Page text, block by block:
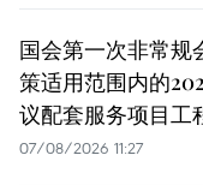
国会第一次非常规
策适用范围内的
议配套服务项目工
07/08/2026 11:27